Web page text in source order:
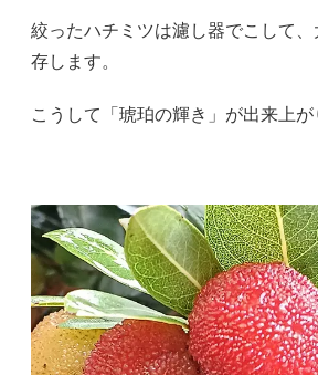
絞ったハチミツは濾し器でこして
存します。
こうして「琥珀の輝き」が出来上が